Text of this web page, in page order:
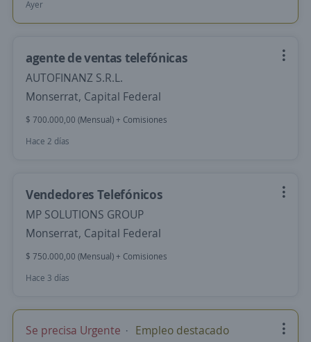
Ayer
agente de ventas telefónicas
AUTOFINANZ S.R.L.
Monserrat, Capital Federal
$ 700.000,00 (Mensual) + Comisiones
Hace 2 días
Vendedores Telefónicos
MP SOLUTIONS GROUP
Monserrat, Capital Federal
$ 750.000,00 (Mensual) + Comisiones
Hace 3 días
Se precisa Urgente Empleo destacado